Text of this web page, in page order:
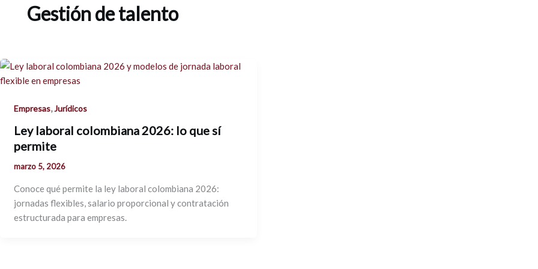
Gestión de talento
Empresas,Jurídicos
Ley laboral colombiana 2026: lo que sí
permite
marzo 5, 2026
Conoce qué permite la ley laboral colombiana 2026:
jornadas flexibles, salario proporcional y contratación
estructurada para empresas.